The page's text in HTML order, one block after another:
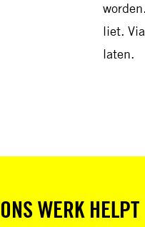
liet.
laten.
ONS WERK HELPT